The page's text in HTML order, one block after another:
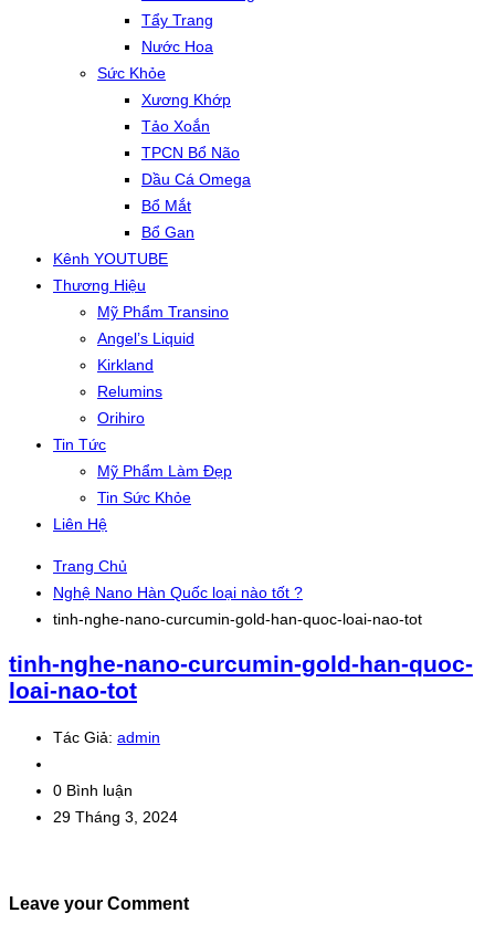
Tẩy Trang
Nước Hoa
Sức Khỏe
Xương Khớp
Tảo Xoắn
TPCN Bổ Não
Dầu Cá Omega
Bổ Mắt
Bổ Gan
Kênh YOUTUBE
Thương Hiệu
Mỹ Phẩm Transino
Angel’s Liquid
Kirkland
Relumins
Orihiro
Tin Tức
Mỹ Phẩm Làm Đẹp
Tin Sức Khỏe
Liên Hệ
Trang Chủ
Nghệ Nano Hàn Quốc loại nào tốt ?
tinh-nghe-nano-curcumin-gold-han-quoc-loai-nao-tot
tinh-nghe-nano-curcumin-gold-han-quoc-
loai-nao-tot
Tác Giả: admin
0 Bình luận
29 Tháng 3, 2024
Leave your Comment